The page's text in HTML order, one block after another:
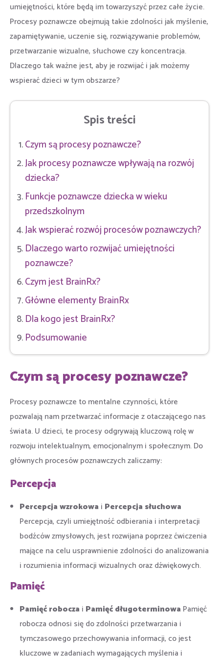
umiejętności, które będą im towarzyszyć przez całe życie.
Procesy poznawcze obejmują takie zdolności jak myślenie,
zapamiętywanie, uczenie się, rozwiązywanie problemów,
przetwarzanie wizualne, słuchowe czy koncentracja.
Dlaczego tak ważne jest, aby je rozwijać i jak możemy
wspierać dzieci w tym obszarze?
Spis treści
Czym są procesy poznawcze?
Jak procesy poznawcze wpływają na rozwój
dziecka?
Funkcje poznawcze dziecka w wieku
przedszkolnym
Jak wspierać rozwój procesów poznawczych?
Dlaczego warto rozwijać umiejętności
poznawcze?
Czym jest BrainRx?
Główne elementy BrainRx
Dla kogo jest BrainRx?
Podsumowanie
Czym są procesy poznawcze?
Procesy poznawcze to mentalne czynności, które
pozwalają nam przetwarzać informacje z otaczającego nas
świata. U dzieci, te procesy odgrywają kluczową rolę w
rozwoju intelektualnym, emocjonalnym i społecznym. Do
głównych procesów poznawczych zaliczamy:
Percepcja
Percepcja wzrokowa i Percepcja słuchowa
Percepcja, czyli umiejętność odbierania i interpretacji
bodźców zmysłowych, jest rozwijana poprzez ćwiczenia
mające na celu usprawnienie zdolności do analizowania
i rozumienia informacji wizualnych oraz dźwiękowych.
Pamięć
Pamięć robocza i Pamięć długoterminowa Pamięć
robocza odnosi się do zdolności przetwarzania i
tymczasowego przechowywania informacji, co jest
kluczowe w zadaniach wymagających myślenia i